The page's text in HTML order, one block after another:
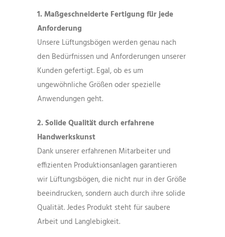
1. Maßgeschneiderte Fertigung für jede
Anforderung
Unsere Lüftungsbögen werden genau nach
den Bedürfnissen und Anforderungen unserer
Kunden gefertigt. Egal, ob es um
ungewöhnliche Größen oder spezielle
Anwendungen geht.
2. Solide Qualität durch erfahrene
Handwerkskunst
Dank unserer erfahrenen Mitarbeiter und
effizienten Produktionsanlagen garantieren
wir Lüftungsbögen, die nicht nur in der Größe
beeindrucken, sondern auch durch ihre solide
Qualität. Jedes Produkt steht für saubere
Arbeit und Langlebigkeit.